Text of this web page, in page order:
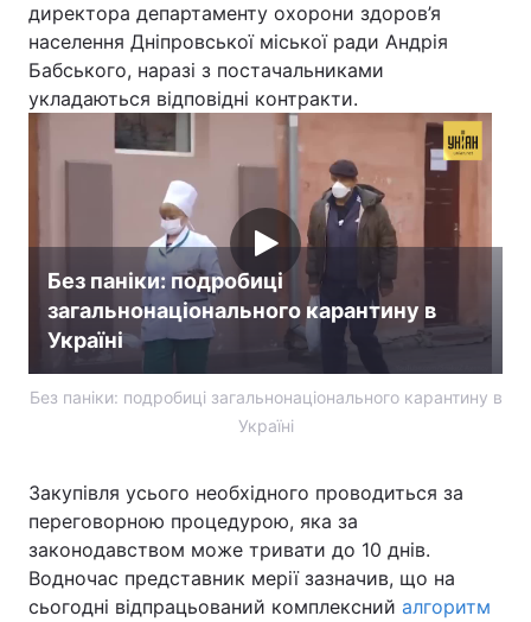
директора департаменту охорони здоров’я
населення Дніпровської міської ради Андрія
Бабського, наразі з постачальниками
укладаються відповідні контракти.
Без паніки: подробиці
загальнонаціонального карантину в
Україні
Без паніки: подробиці загальнонаціонального карантину в
Україні
Закупівля усього необхідного проводиться за
переговорною процедурою, яка за
законодавством може тривати до 10 днів.
Водночас представник мерії зазначив, що на
сьогодні відпрацьований комплексний алгоритм